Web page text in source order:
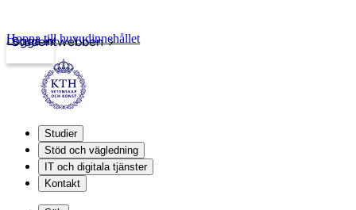
Studentwebben
Logga in
Hoppa till huvudinnehållet
Studier
Stöd och vägledning
IT och digitala tjänster
Kontakt